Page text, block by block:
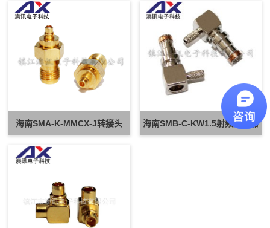
海南SMA-K-MMCX-J转接头 海南SMB-C-KW1.5射频连接器